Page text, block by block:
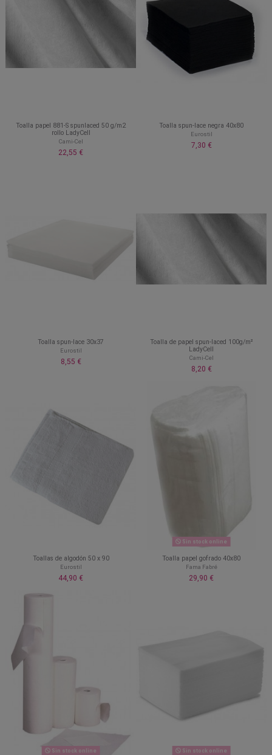
Toalla papel 881-S spunlaced 50 g/m2
rollo LadyCell
Cami-Cel
22,55 €
Toalla spun-lace negra 40x80
Eurostil
7,30 €
Toalla spun-lace 30x37
Eurostil
8,55 €
Toalla de papel spun-laced 100g/m²
LadyCell
Cami-Cel
8,20 €
Toallas de algodón 50 x 90
Eurostil
44,90 €
Sin stock online
Toalla papel gofrado 40x80
Fama Fabré
29,90 €
Sin stock online Sin stock online